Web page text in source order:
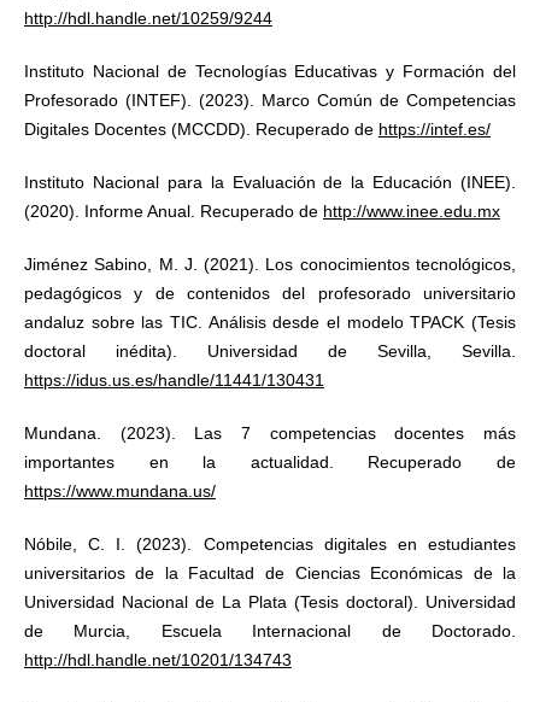
http://hdl.handle.net/10259/9244
Instituto Nacional de Tecnologías Educativas y Formación del
Profesorado (INTEF). (2023). Marco Común de Competencias
Digitales Docentes (MCCDD). Recuperado de https://intef.es/
Instituto Nacional para la Evaluación de la Educación (INEE).
(2020). Informe Anual. Recuperado de http://www.inee.edu.mx
Jiménez Sabino, M. J. (2021). Los conocimientos tecnológicos,
pedagógicos y de contenidos del profesorado universitario
andaluz sobre las TIC. Análisis desde el modelo TPACK (Tesis
doctoral inédita). Universidad de Sevilla, Sevilla.
https://idus.us.es/handle/11441/130431
Mundana. (2023). Las 7 competencias docentes más
importantes en la actualidad. Recuperado de
https://www.mundana.us/
Nóbile, C. I. (2023). Competencias digitales en estudiantes
universitarios de la Facultad de Ciencias Económicas de la
Universidad Nacional de La Plata (Tesis doctoral). Universidad
de Murcia, Escuela Internacional de Doctorado.
http://hdl.handle.net/10201/134743